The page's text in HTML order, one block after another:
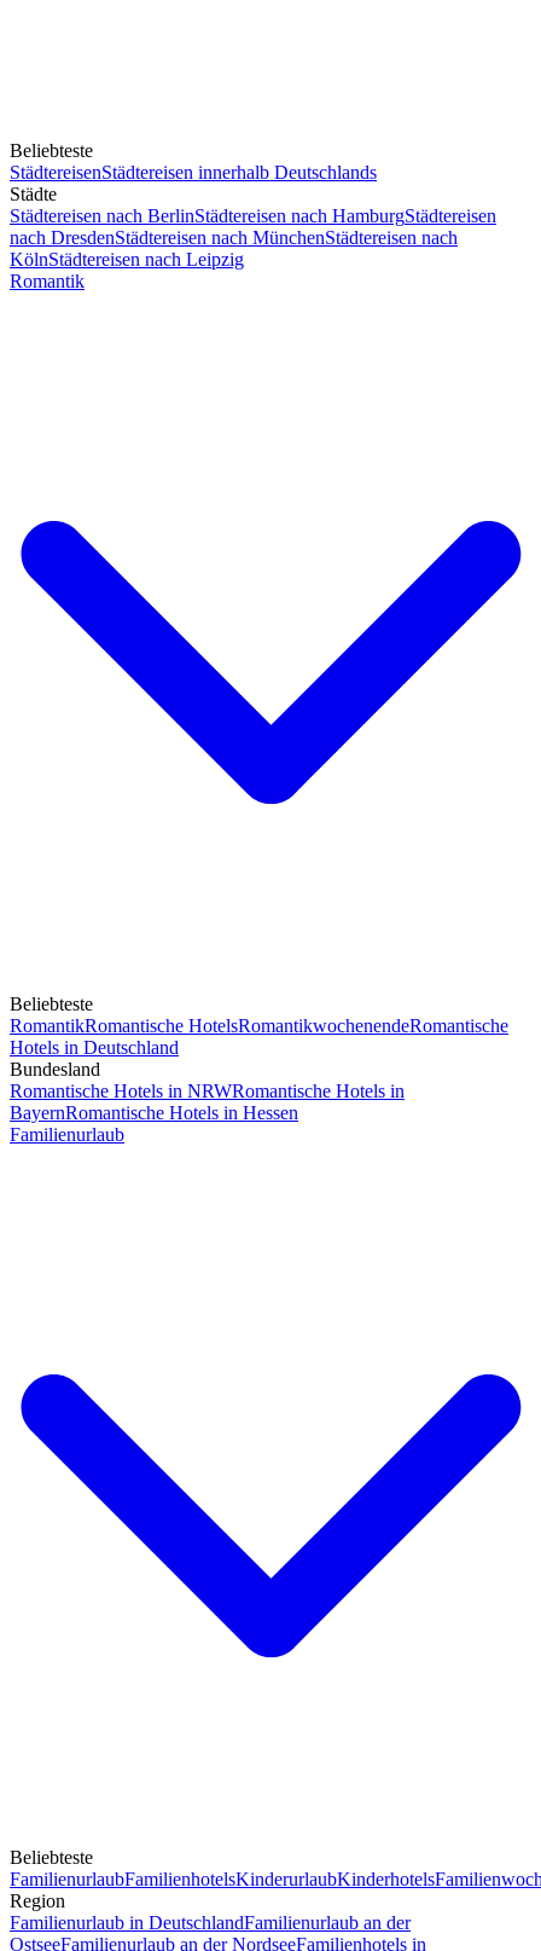
Beliebteste
StädtereisenStädtereisen innerhalb Deutschlands
Städte
Städtereisen nach BerlinStädtereisen nach HamburgStädtereisen
nach DresdenStädtereisen nach MünchenStädtereisen nach
KölnStädtereisen nach Leipzig
Romantik
Beliebteste
RomantikRomantische HotelsRomantikwochenendeRomantische
Hotels in Deutschland
Bundesland
Romantische Hotels in NRWRomantische Hotels in
BayernRomantische Hotels in Hessen
Familienurlaub
Beliebteste
FamilienurlaubFamilienhotelsKinderurlaubKinderhotels
Region
Familienurlaub in DeutschlandFamilienurlaub an der
OstseeFamilienurlaub an der NordseeFamilienhotels in